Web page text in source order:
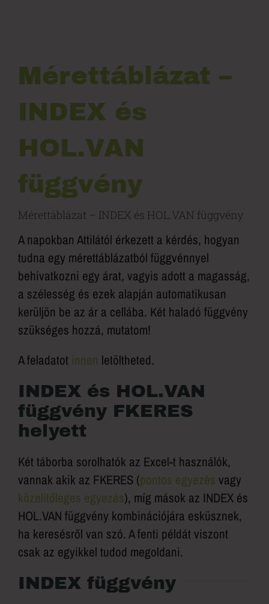
Mérettáblázat –
INDEX és
HOL.VAN
függvény
Mérettáblázat – INDEX és HOL.VAN függvény
A napokban Attilától érkezett a kérdés, hogyan
tudna egy mérettáblázatból függvénnyel
behivatkozni egy árat, vagyis adott a magasság,
a szélesség és ezek alapján automatikusan
kerüljön be az ár a cellába. Két haladó függvény
szükséges hozzá, mutatom!
A feladatot innen letöltheted.
INDEX és HOL.VAN
függvény FKERES
helyett
Két táborba sorolhatók az Excel-t használók,
vannak akik az FKERES (pontos egyezés vagy
közelítőleges egyezés), míg mások az INDEX és
HOL.VAN függvény kombinációjára esküsznek,
ha keresésről van szó. A fenti példát viszont
csak az egyikkel tudod megoldani.
INDEX függvény